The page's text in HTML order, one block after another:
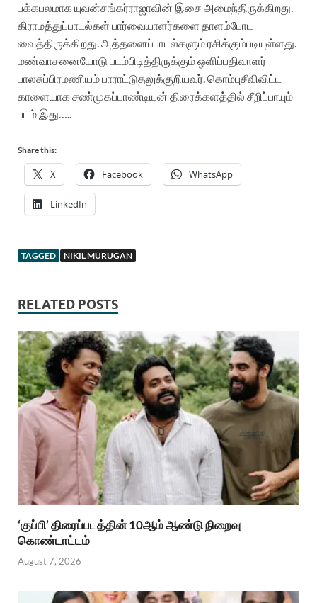
பக்கபலமாக யுவன்சங்கர்ராஜாவின் இசை அமைந்திருக்கிறது.
கிராமத்துப்பாடல்கள் பார்வையாளர்களை தாளம்போட
வைத்திருக்கிறது. அத்தனைப்பாடல்களும் ரசிக்கும்படியுள்ளது.
மண்வாசனையோடு படம்பிடித்திருக்கும் ஒளிப்பதிவாளர்
பாலசுப்பிரமணியம் பாராட்டுதலுக்குறியவர். கொம்புசீவிவிட்ட
காளையாக சண்முகப்பாண்டியன் திரைக்களத்தில் சீறிப்பாயும்
படம் இது…..
Share this:
X Facebook WhatsApp
LinkedIn
TAGGED NIKIL MURUGAN
RELATED POSTS
‘குப்பி’ திரைப்படத்தின் 10ஆம் ஆண்டு நிறைவு
கொண்டாட்டம்
August 7, 2026